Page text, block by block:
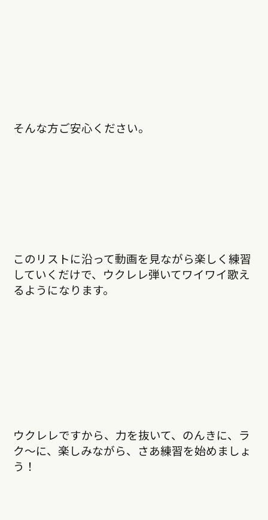
そんな方ご安心ください。
このリストに沿って動画を見ながら楽しく練習
していくだけで、 ウクレレ弾いてワイワイ歌え
るようになります。
ウクレレですから、力を抜いて、のんきに、ラ
ク～に、楽しみながら、さあ練習を始めましょ
う！